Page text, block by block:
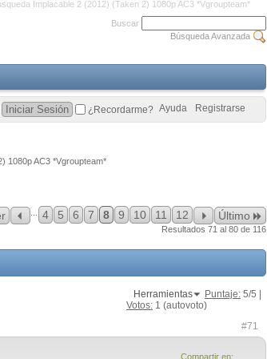
Implacable 2 (2012) (Taken 2) 1080p AC3 *Vgroupteam*
1080p AC3 *Vgroupteam*
4 5 6 7 8 9 10 11 12 Último
Resultados 71 al 80 de 116
Herramientas Puntaje: 5/5 |
Votos: 1 (autovoto)
#71
Compartir en:
Buscar
Búsqueda Avanzada
Registrarse
Ayuda
¿Recordarme?